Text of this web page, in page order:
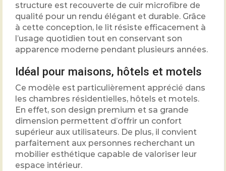
structure est recouverte de cuir microfibre de
qualité pour un rendu élégant et durable. Grâce
à cette conception, le lit résiste efficacement à
l’usage quotidien tout en conservant son
apparence moderne pendant plusieurs années.
Idéal pour maisons, hôtels et motels
Ce modèle est particulièrement apprécié dans
les chambres résidentielles, hôtels et motels.
En effet, son design premium et sa grande
dimension permettent d’offrir un confort
supérieur aux utilisateurs. De plus, il convient
parfaitement aux personnes recherchant un
mobilier esthétique capable de valoriser leur
espace intérieur.